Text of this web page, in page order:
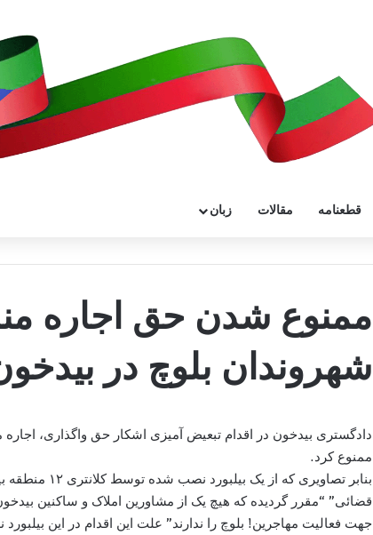
قطعنامه مقالات زبان
ممنوع شدن حق اجاره
شهروندان بلوچ در
دادگستری بیدخون در اقدام تبعیض آمیزی اشکار حق واگذاری،
ممنوع کرد.
بنابر تصاویری
قضائی” “مقرر گردیده که هیچ یک از مشاورین املاک و ساکنین
جهت فعالیت مهاجرین! بلوچ را ندارند” علت این اقدام در این